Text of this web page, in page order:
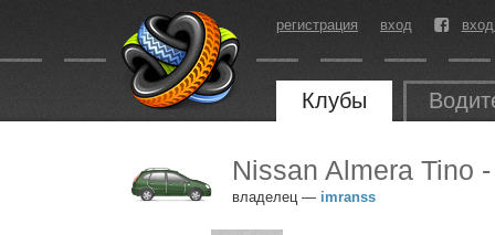
регистрация вход
Клубы
Nissan Almera
владелец — imranss